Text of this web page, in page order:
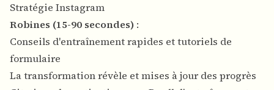
Stratégie Instagram
Robines (15-90 secondes) :
Conseils d'entraînement rapides et tutoriels de
formulaire
La transformation révèle et mises à jour des progrès